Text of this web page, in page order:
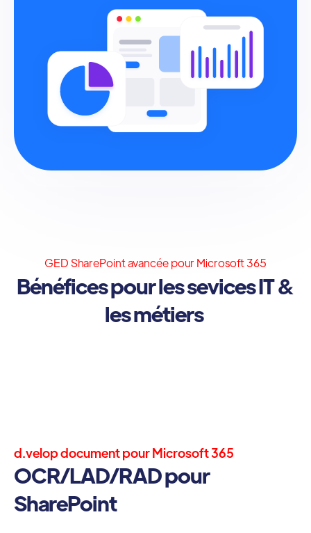
GED SharePoint avancée pour Microsoft 365
Bénéfices pour les sevices IT &
les métiers
d.velop document pour Microsoft 365
OCR/LAD/RAD pour
SharePoint